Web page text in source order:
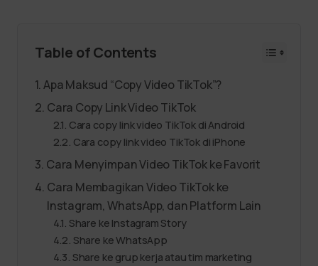
Table of Contents
Apa Maksud “Copy Video TikTok”?
Cara Copy Link Video TikTok
Cara copy link video TikTok di Android
Cara copy link video TikTok di iPhone
Cara Menyimpan Video TikTok ke Favorit
Cara Membagikan Video TikTok ke
Instagram, WhatsApp, dan Platform Lain
Share ke Instagram Story
Share ke WhatsApp
Share ke grup kerja atau tim marketing